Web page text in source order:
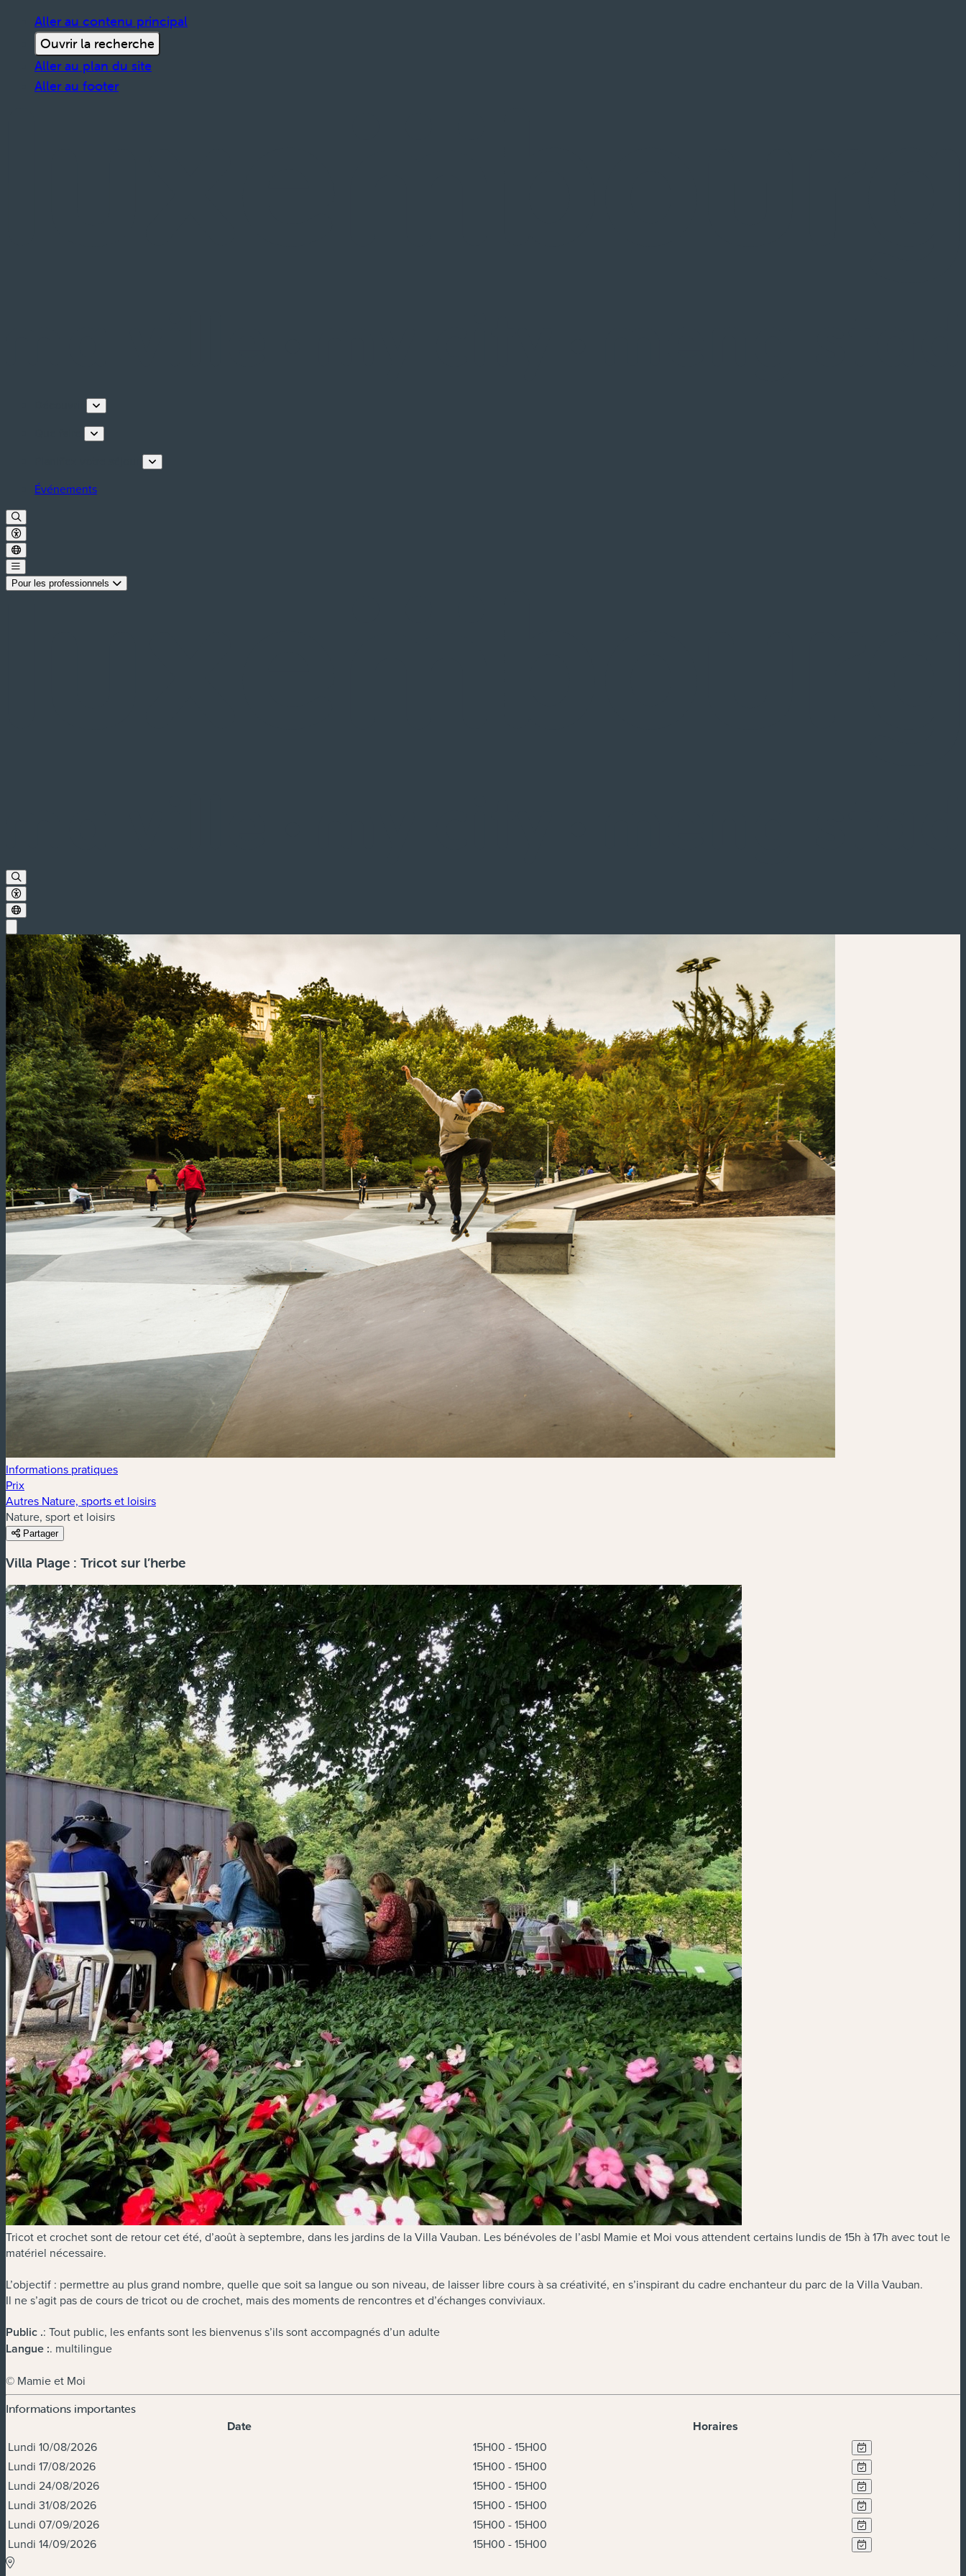
Aller au contenu principal
Ouvrir la recherche
Aller au plan du site
Aller au footer
Événements
Pour les professionnels
Informations pratiques
Prix
Autres Nature, sports et loisirs
Nature, sport et loisirs
Partager
Villa Plage : Tricot sur l’herbe
Tricot et crochet sont de retour cet été, d’août à septembre, dans les jardins de la Villa Vauban. Les bénévoles de l’asbl Mamie et Moi vous attendent certains lundis de 15h à 17h avec tout le
matériel nécessaire.
L’objectif : permettre au plus grand nombre, quelle que soit sa langue ou son niveau, de laisser libre cours à sa créativité, en s’inspirant du cadre enchanteur du parc de la Villa Vauban.
Il ne s’agit pas de cours de tricot ou de crochet, mais des moments de rencontres et d’échanges conviviaux.
Public .: Tout public, les enfants sont les bienvenus s’ils sont accompagnés d’un adulte
Langue :. multilingue
© Mamie et Moi
Informations importantes
Dates et horaires
Date Horaires
Lundi 10/08/2026
15H00 - 15H00
Lundi 17/08/2026
15H00 - 15H00
Lundi 24/08/2026
15H00 - 15H00
Lundi 31/08/2026
15H00 - 15H00
Lundi 07/09/2026
15H00 - 15H00
Lundi 14/09/2026
15H00 - 15H00